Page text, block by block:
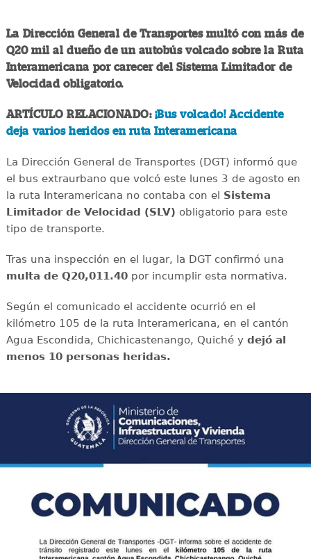
La Dirección General de Transportes multó con más de
Q20 mil al dueño de un autobús volcado sobre la Ruta
Interamericana por carecer del Sistema Limitador de
Velocidad obligatorio.
ARTÍCULO RELACIONADO: ¡Bus volcado! Accidente
deja varios heridos en ruta Interamericana
La Dirección General de Transportes (DGT) informó que
el bus extraurbano que volcó este lunes 3 de agosto en
la ruta Interamericana no contaba con el Sistema
Limitador de Velocidad (SLV) obligatorio para este
tipo de transporte.
Tras una inspección en el lugar, la DGT confirmó una
multa de Q20,011.40por incumplir esta normativa.
Según el comunicado el accidente ocurrió en el
kilómetro 105 de la ruta Interamericana, en el cantón
Agua Escondida, Chichicastenango, Quiché y dejó al
menos 10 personas heridas.